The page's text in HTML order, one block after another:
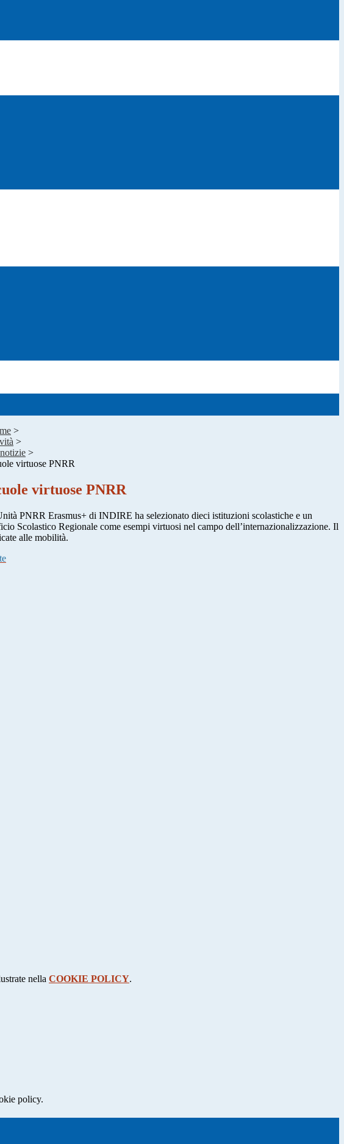
>
>
>
virtuose PNRR
virtuose PNRR
PNRR Erasmus+ di INDIRE ha selezionato dieci istituzioni scolastiche e un
Scolastico Regionale come esempi virtuosi nel campo dell’internazionalizzazione. Il
alle mobilità.
nella COOKIE POLICY.
policy.